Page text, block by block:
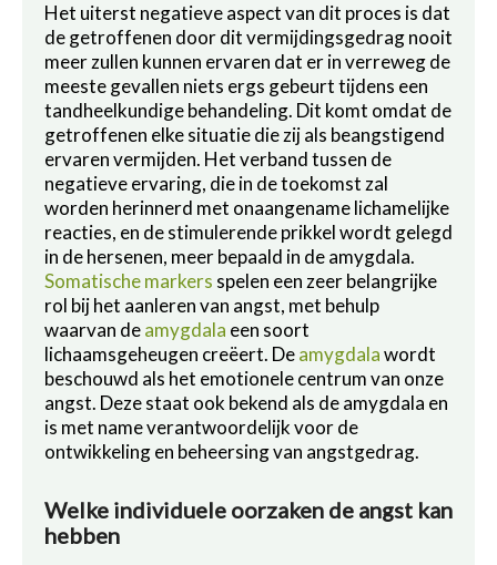
Het uiterst negatieve aspect van dit proces is dat
de getroffenen door dit vermijdingsgedrag nooit
meer zullen kunnen ervaren dat er in verreweg de
meeste gevallen niets ergs gebeurt tijdens een
tandheelkundige behandeling. Dit komt omdat de
getroffenen elke situatie die zij als beangstigend
ervaren vermijden. Het verband tussen de
negatieve ervaring, die in de toekomst zal
worden herinnerd met onaangename lichamelijke
reacties, en de stimulerende prikkel wordt gelegd
in de hersenen, meer bepaald in de amygdala.
Somatische markers spelen een zeer belangrijke
rol bij het aanleren van angst, met behulp
waarvan deamygdala een soort
lichaamsgeheugen creëert. Deamygdalawordt
beschouwd als het emotionele centrum van onze
angst. Deze staat ook bekend als de amygdala en
is met name verantwoordelijk voor de
ontwikkeling en beheersing van angstgedrag.
Welke individuele oorzaken de angst kan
hebben